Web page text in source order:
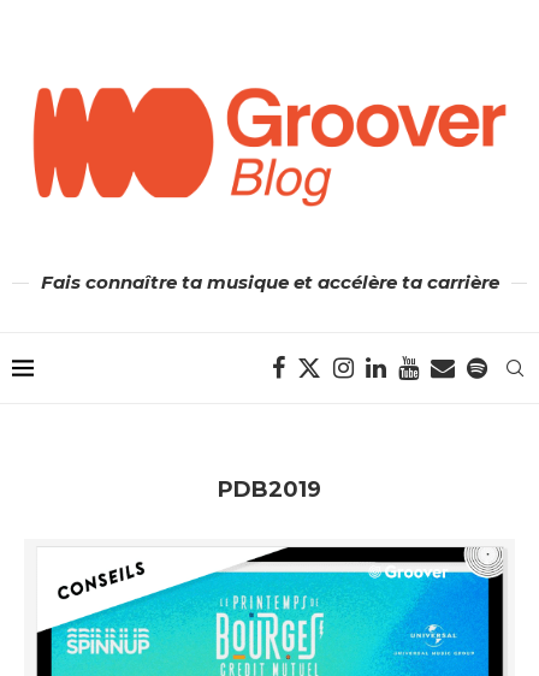
Fais connaître ta musique et accélère ta carrière
PDB2019